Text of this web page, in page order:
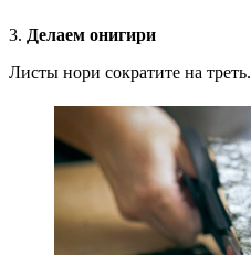
3. Делаем онигири
Листы нори сократите на треть.